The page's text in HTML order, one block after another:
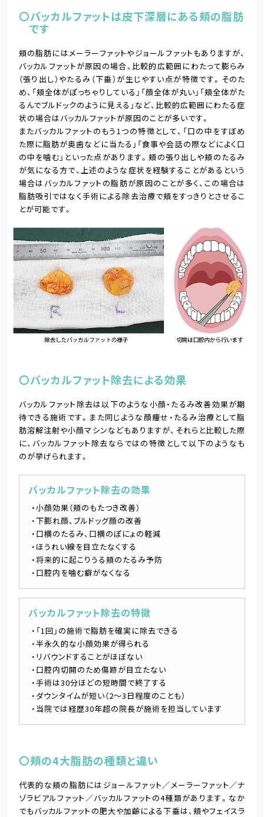
〇バッカルファットは皮下深層にある頬の脂肪
です
頬の脂肪にはメーラーファットやジョールファットもありますが、
バッカルファットが原因の場合、比較的広範囲にわたって膨らみ
（張り出し）やたるみ（下垂）が生じやすい点が特徴です。そのた
め、「頬全体がぽっちゃりしている」「顔全体が丸い」「頬全体がた
るんでブルドックのように見える」など、比較的広範囲にわたる症
状の場合はバッカルファットが原因のことが多いです。
またバッカルファットのもう1つの特徴として、「口の中をすぼめ
た際に脂肪が奥歯などに当たる」「食事や会話の際などによく口
の中を噛む」といった点があります。頬の張り出しや頬のたるみ
が気になる方で、上述のような症状を経験することがあるという
場合はバッカルファットの脂肪が原因のことが多く、この場合は
脂肪吸引ではなく手術による除去治療で頬をすっきりとさせるこ
とが可能です。
〇バッカルファット除去による効果
バッカルファット除去は以下のような小顔・たるみ改善効果が期
待できる施術です。また同じような顔痩せ・たるみ治療として脂
肪溶解注射や小顔マシンなどもありますが、それらと比較した際
に、バッカルファット除去ならではの特徴として以下のようなも
のが挙げられます。
バッカルファット除去の効果
小顔効果（頬のもたつき改善）
下膨れ顔、ブルドッグ顔の改善
口横のたるみ、口横のぽにょの軽減
ほうれい線を目立たなくする
将来的に起こりうる頬のたるみ予防
口腔内を噛む癖がなくなる
バッカルファット除去の特徴
「1回」の施術で脂肪を確実に除去できる
半永久的な小顔効果が得られる
リバウンドすることがほぼない
口腔内切開のため傷跡が目立たない
手術は30分ほどの短時間で終了する
ダウンタイムが短い（2～3日程度のことも）
当院では経歴30年超の院長が施術を担当しています
〇頬の4大脂肪の種類と違い
代表的な頬の脂肪にはジョールファット／メーラーファット／ナ
ゾラビアルファット／バッカルファットの4種類があります。なか
でもバッカルファットの肥大や加齢による下垂は、頬やフェイスラ